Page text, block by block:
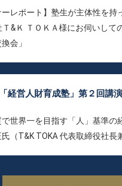
ーレポート】塾生が主体性を持
&Ｋ ＴＯＫＡ様にお伺いして
会」
経営人財育成塾」第２回講
世界一を目指す「人」基準の
（T&K TOKA 代表取締役社長